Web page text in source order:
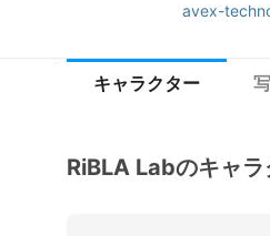
avex-
キャラクター
RiBLA Labのキャラ